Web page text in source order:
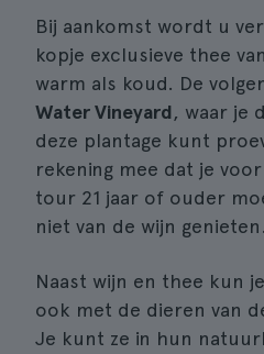
Bij aankomst wordt u
kopje exclusieve thee
warm als koud. De
Water Vineyard, waar je
deze plantage kunt
rekening mee dat je
tour 21 jaar of ouder
niet van de wijn genieten.
Naast wijn en thee kun
ook met de dieren van
Je kunt ze in hun